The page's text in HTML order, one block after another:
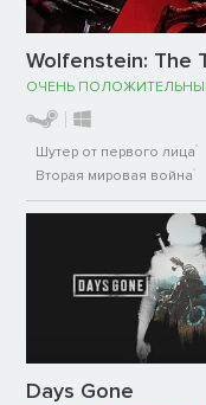
Wolfenstein: The
ОЧЕНЬ
Шутер от первого лица
Вторая мировая война
Days Gone